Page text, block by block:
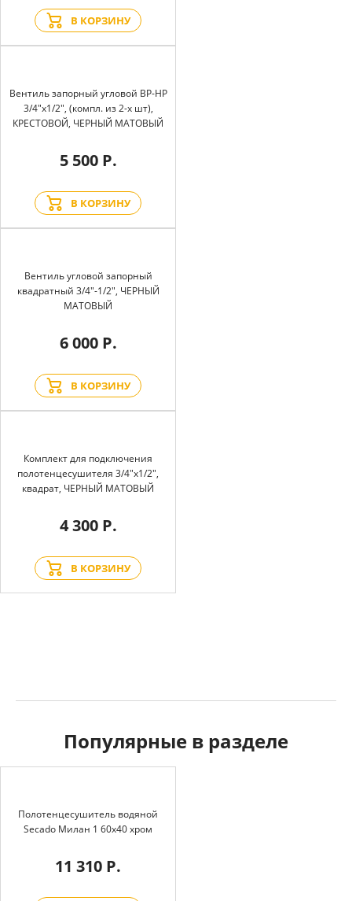
В КОРЗИНУ
Вентиль запорный угловой BP-HP
3/4"х1/2", (компл. из 2-х шт),
КРЕСТОВОЙ, ЧЕРНЫЙ МАТОВЫЙ
5 500 Р.
В КОРЗИНУ
Вентиль угловой запорный
квадратный 3/4"-1/2", ЧЕРНЫЙ
МАТОВЫЙ
6 000 Р.
В КОРЗИНУ
Комплект для подключения
полотенцесушителя 3/4"х1/2",
квадрат, ЧЕРНЫЙ МАТОВЫЙ
4 300 Р.
В КОРЗИНУ
Популярные в разделе
Полотенцесушитель водяной
Secado Милан 1 60x40 хром
11 310 Р.